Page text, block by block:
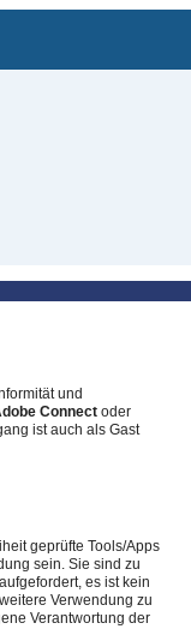
und
Connect oder
ist auch als Gast
geprüfte Tools/Apps
sein. Sie sind zu
es ist kein
Verwendung zu
Verantwortung der